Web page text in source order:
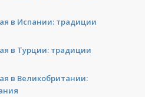
в Испании: традиции
в Турции: традиции
в Великобритании: